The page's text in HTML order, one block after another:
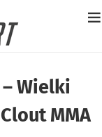
Wielki
MMA